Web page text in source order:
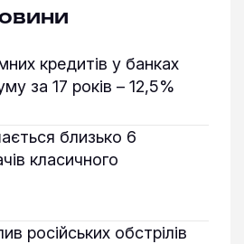
кредитів у банках
за 17 років – 12,5%
близько 6
класичного
російських обстрілів